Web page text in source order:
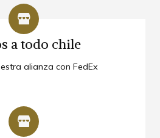
a todo chile
alianza con FedEx
a todo chile
monitorear el envío, estado y